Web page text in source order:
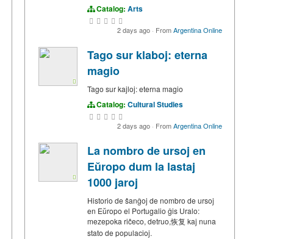
Catalog: Arts
2 days ago · FromArgentina Online
Tago sur klaboj: eterna
magio
Tago sur kajloj: eterna magio
Catalog: Cultural Studies
2 days ago · FromArgentina Online
La nombro de ursoj en
Eŭropo dum la lastaj
1000 jaroj
Historio de ŝanĝoj de nombro de ursoj
en Eŭropo el Portugalio ĝis Uralo:
mezepoka riĉeco, detruo,恢复 kaj nuna
stato de populacioj.